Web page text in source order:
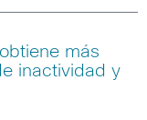
más
inactividad y